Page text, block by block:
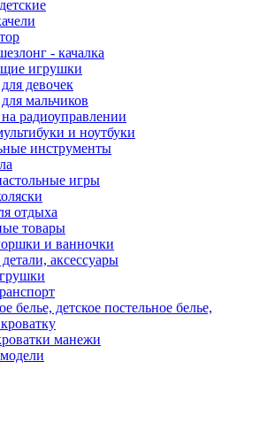
- качалка
игрушки
девочек
мальчиков
радиоуправлении
и ноутбуки
инструменты
игры
отдыха
товары
и ванночки
аксессуары
белье, детское постельное белье,
манежи